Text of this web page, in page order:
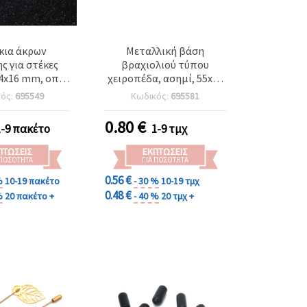
άκρων
για στέκες
mm, οπή
20
τεμ.
695549
9 πακέτο
10-19 πακέτο
20 πακέτο +
Μεταλλική βάση
βραχιολιού τύπου
χειροπέδα, ασημί, 55x60
mm
Κωδικός: 695581
0.80€ 1-9 τμχ
ΕΚΠΤΏΣΕΙΣ
ΓΙΑ ΠΟΣΌΤΗΤΑ
0.56 €- 30 %10-19 τμχ
0.48 €- 40 % 20 τμχ +